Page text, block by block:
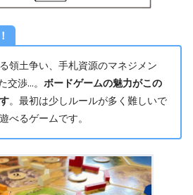
領土争い、手札資源のマネジメン
交渉…。ボードゲームの魅力がこの
。最初は少しルールが多く難しいで
べるゲームです。